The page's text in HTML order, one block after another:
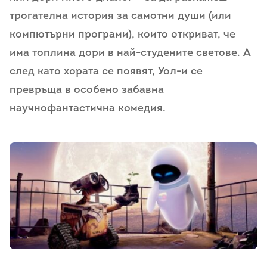
трогателна история за самотни души (или
компютърни програми), които откриват, че
има топлина дори в най-студените светове. А
след като хората се появят, Уол-и се
превръща в особено забавна
научнофантастична комедия.